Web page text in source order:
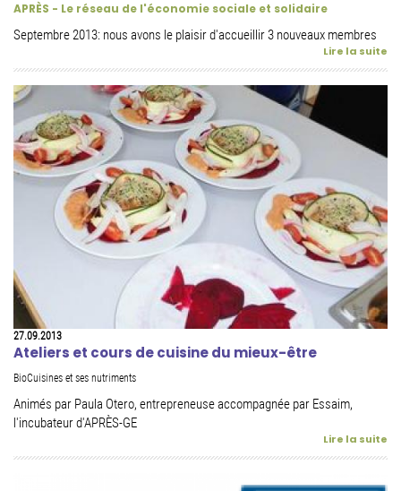
APRÈS - Le réseau de l'économie sociale et solidaire
Septembre 2013: nous avons le plaisir d'accueillir 3 nouveaux membres
Lire la suite
27.09.2013
Ateliers et cours de cuisine du mieux-être
BioCuisines et ses nutriments
Animés par Paula Otero, entrepreneuse accompagnée par Essaim,
l'incubateur d'APRÈS-GE
Lire la suite